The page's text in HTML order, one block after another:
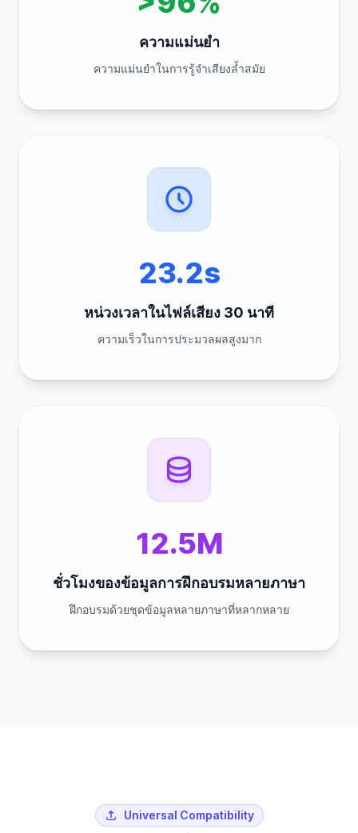
ความแม่นยำ
ความแม่นยำในการรู้จำเสียงล้ำสมัย
23.2s
หน่วงเวลาในไฟล์เสียง 30 นาที
ความเร็วในการประมวลผลสูงมาก
12.5M
ชั่วโมงของข้อมูลการฝึกอบรมหลายภาษา
ฝึกอบรมด้วยชุดข้อมูลหลายภาษาที่หลากหลาย
Universal Compatibility